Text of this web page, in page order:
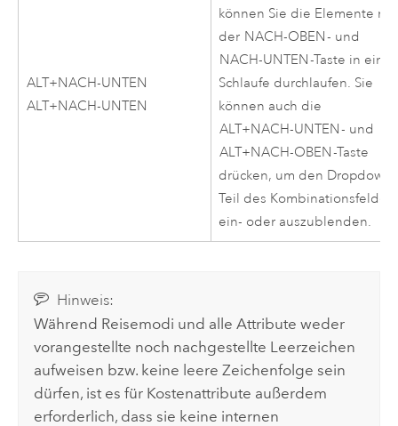
ALT+NACH-UNTEN
ALT+NACH-UNTEN
können Sie die Elemente mit
der NACH-OBEN- und
NACH-UNTEN-Taste in einer
Schlaufe durchlaufen. Sie
können auch die
ALT+NACH-UNTEN- und
ALT+NACH-OBEN-Taste
drücken, um den Dropdown-
Teil des Kombinationsfeldes
ein- oder auszublenden.
Hinweis:
Während Reisemodi und alle Attribute weder
vorangestellte noch nachgestellte Leerzeichen
aufweisen bzw. keine leere Zeichenfolge sein
dürfen, ist es für Kostenattribute außerdem
erforderlich, dass sie keine internen